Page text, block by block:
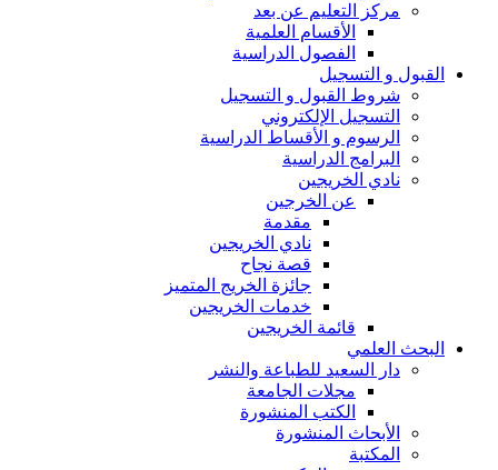
مركز التعليم عن بعد
الأقسام العلمية
الفصول الدراسية
القبول و التسجيل
شروط القبول و التسجيل
التسجيل الإلكتروني
الرسوم و الأقساط الدراسية
البرامج الدراسية
نادي الخريجين
عن الخرجين
مقدمة
نادي الخريجين
قصة نجاح
جائزة الخريج المتميز
خدمات الخريجين
قائمة الخريجين
البحث العلمي
دار السعيد للطباعة والنشر
مجلات الجامعة
الكتب المنشورة
الأبحاث المنشورة
المكتبة